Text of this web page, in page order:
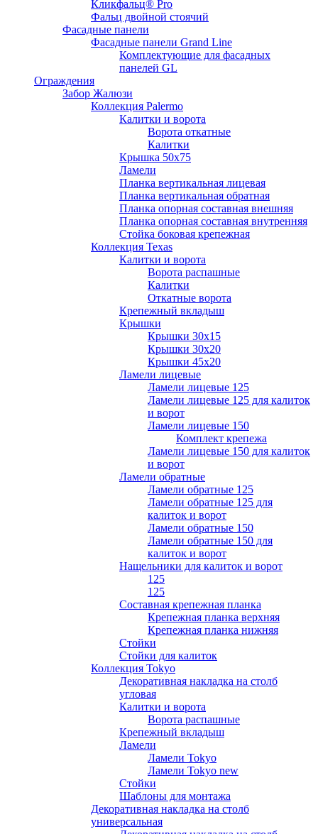
Кликфальц® Pro
Фальц двoйной стоячий
Фасадные панели
Фасадные панели Grand Line
Комплектующие для фасадных
панелей GL
Ограждения
Забор Жалюзи
Коллекция Palermo
Калитки и ворота
Ворота откатные
Калитки
Крышка 50х75
Ламели
Планка вертикальная лицевая
Планка вертикальная обратная
Планка опорная составная внешняя
Планка опорная составная внутренняя
Стойка боковая крепежная
Коллекция Texas
Калитки и ворота
Ворота распашные
Калитки
Откатные ворота
Крепежный вкладыш
Крышки
Крышки 30х15
Крышки 30х20
Крышки 45х20
Ламели лицевые
Ламели лицевые 125
Ламели лицевые 125 для калиток
и ворот
Ламели лицевые 150
Комплект крепежа
Ламели лицевые 150 для калиток
и ворот
Ламели обратные
Ламели обратные 125
Ламели обратные 125 для
калиток и ворот
Ламели обратные 150
Ламели обратные 150 для
калиток и ворот
Нащельники для калиток и ворот
125
125
Составная крепежная планка
Крепежная планка верхняя
Крепежная планка нижняя
Стойки
Стойки для калиток
Коллекция Tokyo
Декоративная накладка на столб
угловая
Калитки и ворота
Ворота распашные
Крепежный вкладыш
Ламели
Ламели Tokyo
Ламели Tokyo new
Стойки
Шаблоны для монтажа
Декоративная накладка на столб
универсальная